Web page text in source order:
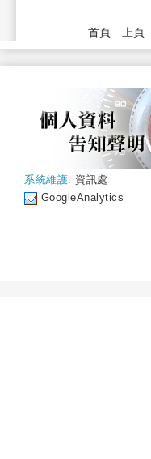
首頁 上頁
系統維護: 資訊處
GoogleAnalytics